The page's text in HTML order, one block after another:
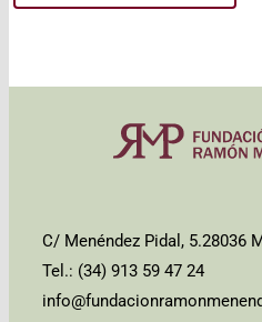
C/ Menéndez Pidal, 5.28036
Tel.: (34) 913 59 47 24